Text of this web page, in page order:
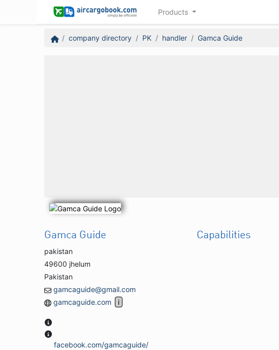
Products
company directory PK handler Gamca Guide
Gamca Guide
pakistan
49600 jhelum
Pakistan
gamcaguide@gmail.com
gamcaguide.com
facebook.com/gamcaguide/
Capabilities